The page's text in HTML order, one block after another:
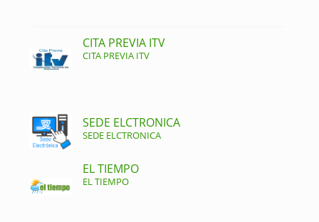
CITA PREVIA ITV
CITA PREVIA ITV
SEDE ELCTRONICA
SEDE ELCTRONICA
EL TIEMPO
EL TIEMPO